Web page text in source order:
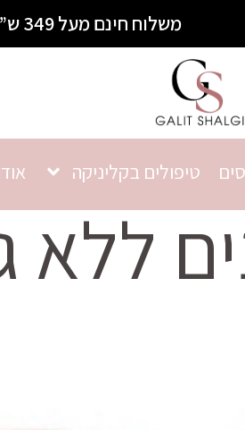
משלוח חינם מעל 349 ש”ח
טיפולים בקליניקה
ללא